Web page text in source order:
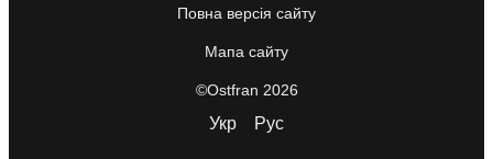
Повна версія сайту
Мапа сайту
©Ostfran 2026
Укр Рус